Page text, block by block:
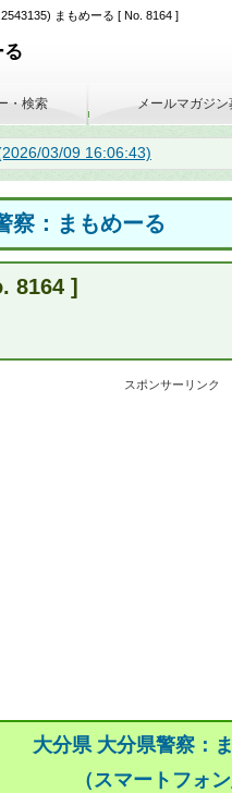
まもめーる [ No. 8164 ]
03/09 16:06:43)
察：まもめーる
8164 ]
スポンサーリンク
大分県 大分県警察：
（スマートフォン
・検索 メールマガジン